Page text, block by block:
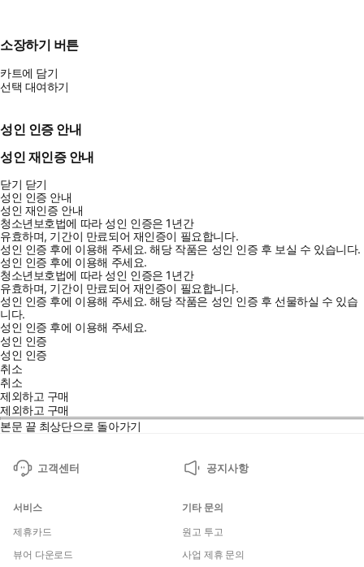
소장하기 버튼
카트에 담기
선택 대여하기
성인 인증 안내
성인 재인증 안내
닫기 닫기
성인 인증 안내
성인 재인증 안내
청소년보호법에 따라 성인 인증은 1년간
유효하며, 기간이 만료되어 재인증이 필요합니다.
성인 인증 후에 이용해 주세요.해당 작품은 성인 인증 후 보실 수 있습니다.
성인 인증 후에 이용해 주세요.
청소년보호법에 따라 성인 인증은 1년간
유효하며, 기간이 만료되어 재인증이 필요합니다.
성인 인증 후에 이용해 주세요.해당 작품은 성인 인증 후 선물하실 수 있습
니다.
성인 인증 후에 이용해 주세요.
성인 인증
성인 인증
취소
취소
제외하고 구매
제외하고 구매
본문 끝 최상단으로 돌아가기
고객센터 공지사항
서비스
제휴카드
뷰어 다운로드
기타 문의
원고 투고
사업 제휴 문의